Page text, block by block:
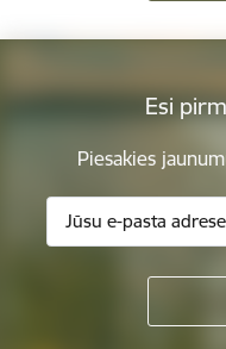
Esi
Piesakies